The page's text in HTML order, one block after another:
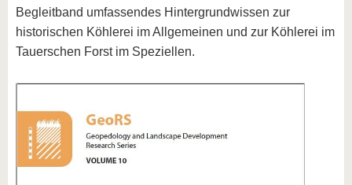
Begleitband umfassendes Hintergrundwissen zur
historischen Köhlerei im Allgemeinen und zur Köhlerei im
Tauerschen Forst im Speziellen.